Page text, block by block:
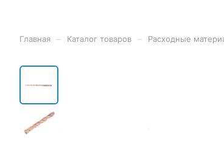
Главная Каталог товаров Расходные